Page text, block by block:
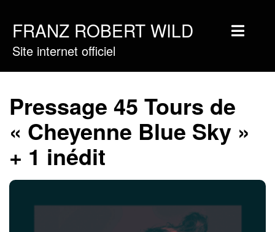
FRANZ ROBERT WILD
Site internet officiel
Home
Vidéos
Tournée
Blog
Boutique
Newsletter
Pressage 45 Tours de
« Cheyenne Blue Sky »
+ 1 inédit